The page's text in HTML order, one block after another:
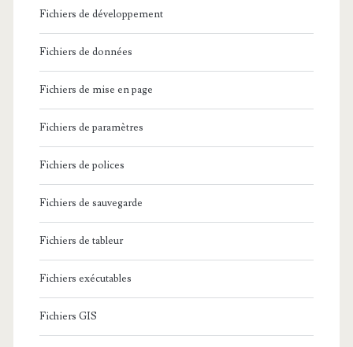
c
i
t
o
h
u
Fichiers de développement
Fichiers de données
Fichiers de mise en page
Fichiers de paramètres
Fichiers de polices
Fichiers de sauvegarde
Fichiers de tableur
Fichiers exécutables
Fichiers GIS